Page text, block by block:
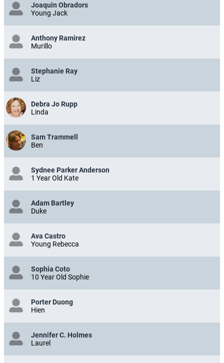
Joaquin Obradors
Young Jack
Anthony Ramirez
Murillo
Stephanie Ray
Liz
Debra Jo Rupp
Linda
Sam Trammell
Ben
Sydnee Parker Anderson
1 Year Old Kate
Adam Bartley
Duke
Ava Castro
Young Rebecca
Sophia Coto
10 Year Old Sophie
Porter Duong
Hien
Jennifer C. Holmes
Laurel